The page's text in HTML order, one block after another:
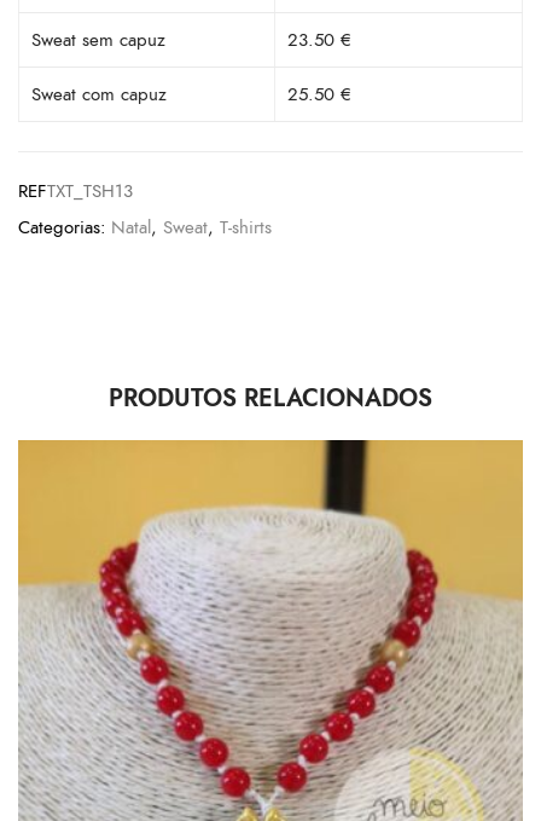
Sweat sem capuz 23.50 €
Sweat com capuz 25.50 €
REFTXT_TSH13
Categorias: Natal, Sweat, T-shirts
PRODUTOS RELACIONADOS